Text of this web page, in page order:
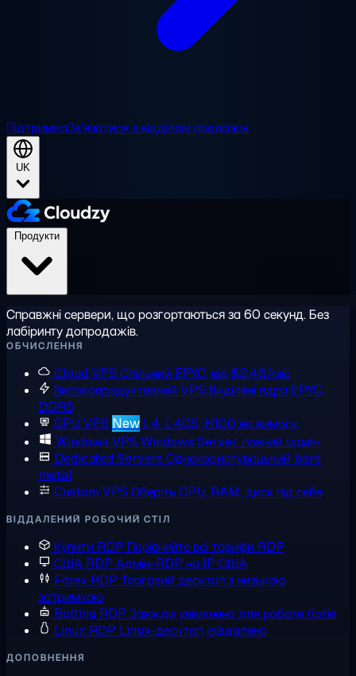
ПідтримкаЗв'язатися з відділом продажів
UK
Справжні сервери, що розгортаються за 60 секунд. Без
лабіринту допродажів.
ОБЧИСЛЕННЯ
Cloud VPS Спільний EPYC, від $2,48/міс
Високопродуктивний VPS Виділені ядра EPYC,
DDR5
GPU VPS New L4, L40S, H100 на вимогу
Windows VPS Windows Server, повний адмін
Dedicated Servers Однокористувацький bare
metal
Custom VPS Оберіть CPU, RAM, диск під себе
ВІДДАЛЕНИЙ РОБОЧИЙ СТІЛ
Купити RDP Порівняйте всі тарифи RDP
США RDP Адмін-RDP на IP США
Forex RDP Торговий десктоп з низькою
затримкою
Botting RDP Завжди увімкнено для роботи ботів
Linux RDP Linux-десктоп, віддалено
ДОПОВНЕННЯ